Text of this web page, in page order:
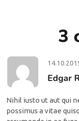
3
Edgar
Nihil iusto ut aut qui
possimus a vitae